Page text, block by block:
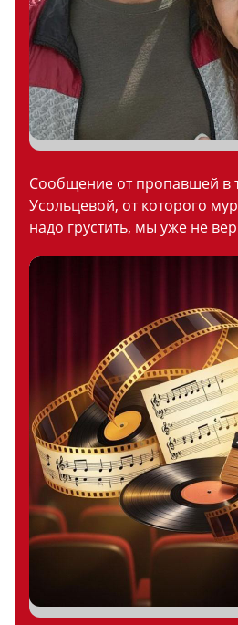
Сообщение от пропавшей в
Усольцевой, от которого
надо грустить, мы уже не